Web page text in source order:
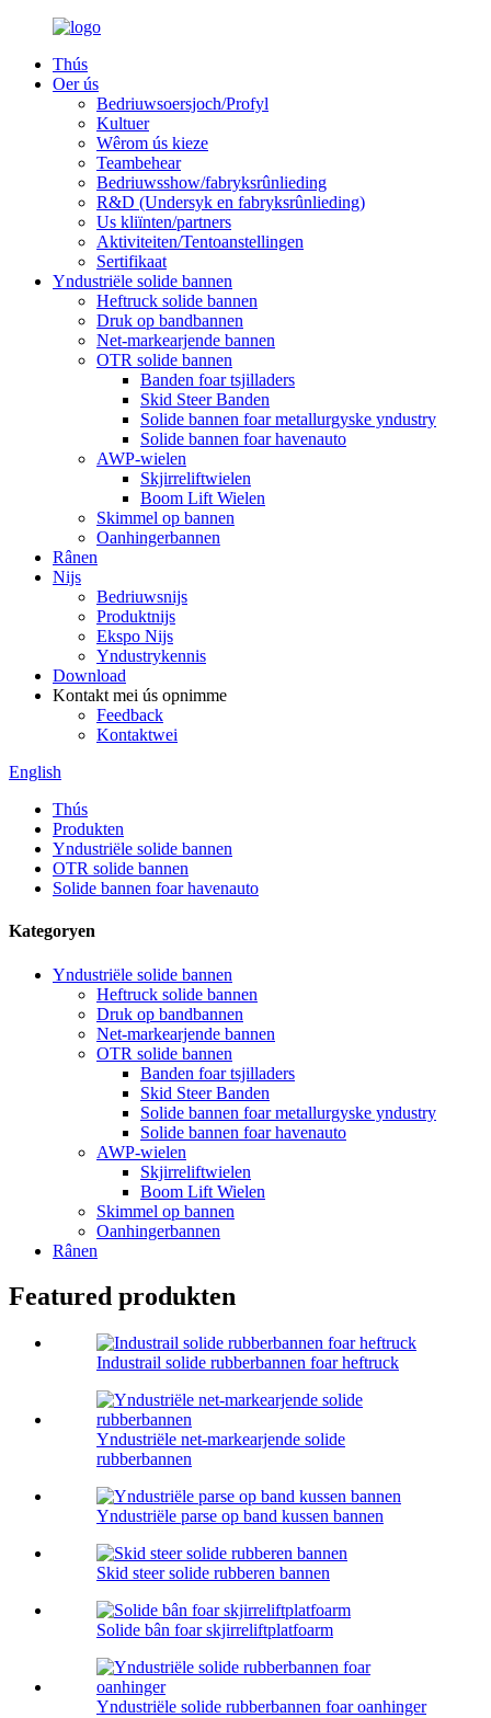
Thús
Oer ús
Bedriuwsoersjoch/Profyl
Kultuer
Wêrom ús kieze
Teambehear
Bedriuwsshow/fabryksrûnlieding
R&D (Undersyk en fabryksrûnlieding)
Us kliïnten/partners
Aktiviteiten/Tentoanstellingen
Sertifikaat
Yndustriële solide bannen
Heftruck solide bannen
Druk op bandbannen
Net-markearjende bannen
OTR solide bannen
Banden foar tsjilladers
Skid Steer Banden
Solide bannen foar metallurgyske yndustry
Solide bannen foar havenauto
AWP-wielen
Skjirreliftwielen
Boom Lift Wielen
Skimmel op bannen
Oanhingerbannen
Rânen
Nijs
Bedriuwsnijs
Produktnijs
Ekspo Nijs
Yndustrykennis
Download
Kontakt mei ús opnimme
Feedback
Kontaktwei
English
Thús
Produkten
Yndustriële solide bannen
OTR solide bannen
Solide bannen foar havenauto
Kategoryen
Yndustriële solide bannen
Heftruck solide bannen
Druk op bandbannen
Net-markearjende bannen
OTR solide bannen
Banden foar tsjilladers
Skid Steer Banden
Solide bannen foar metallurgyske yndustry
Solide bannen foar havenauto
AWP-wielen
Skjirreliftwielen
Boom Lift Wielen
Skimmel op bannen
Oanhingerbannen
Rânen
Featured produkten
Industrail solide rubberbannen foar heftruck
Yndustriële net-markearjende solide
rubberbannen
Yndustriële parse op band kussen bannen
Skid steer solide rubberen bannen
Solide bân foar skjirreliftplatfoarm
Yndustriële solide rubberbannen foar oanhinger